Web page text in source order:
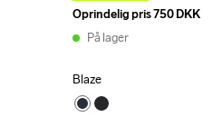
Oprindelig pris750 DKK
På lager
Blaze